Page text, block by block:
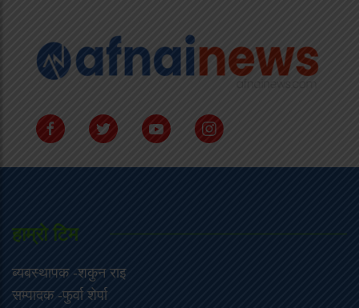
हाम्राे टिम
ब्यबस्थापक -शकुन राइ
सम्पादक -फुर्वा शेर्पा